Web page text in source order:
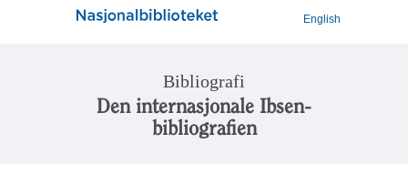
English
Bibliografi
Den internasjonale Ibsen-
bibliografien